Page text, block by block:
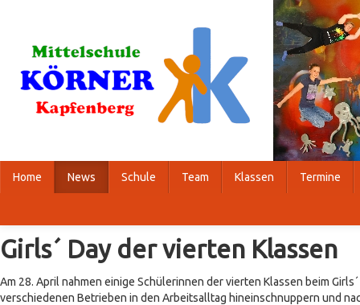
Home News Schule Team Klassen Termine
Girls´ Day der vierten Klassen
Am 28. April nahmen einige Schülerinnen der vierten Klassen beim
verschiedenen Betrieben in den Arbeitsalltag hineinschnuppern und